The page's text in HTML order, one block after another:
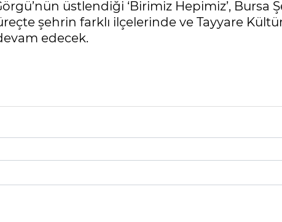
üstlendiği ‘Birimiz Hepimiz’, Bursa
şehrin farklı ilçelerinde ve Tayyare
edecek.